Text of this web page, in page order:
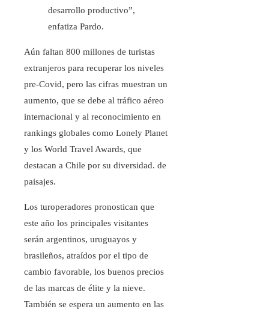
desarrollo productivo”,
enfatiza Pardo.
Aún faltan 800 millones de turistas
extranjeros para recuperar los niveles
pre-Covid, pero las cifras muestran un
aumento, que se debe al tráfico aéreo
internacional y al reconocimiento en
rankings globales como Lonely Planet
y los World Travel Awards, que
destacan a Chile por su diversidad. de
paisajes.
Los turoperadores pronostican que
este año los principales visitantes
serán argentinos, uruguayos y
brasileños, atraídos por el tipo de
cambio favorable, los buenos precios
de las marcas de élite y la nieve.
También se espera un aumento en las